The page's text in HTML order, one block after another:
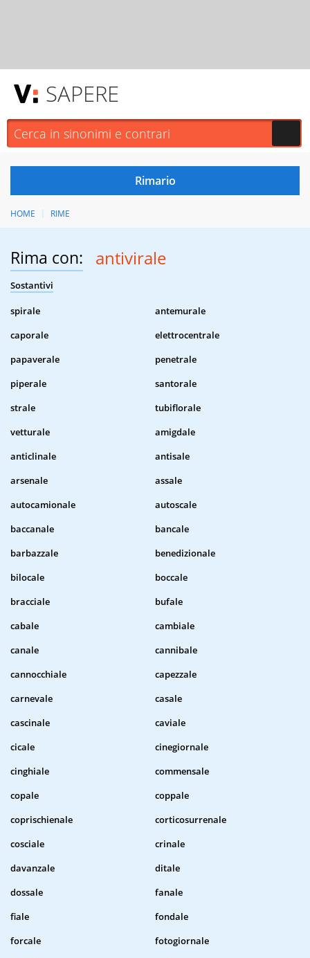
SAPERE
HOME RIME
Rima con: antivirale
Sostantivi
spirale
antemurale
caporale
elettrocentrale
papaverale
penetrale
piperale
santorale
strale
tubiflorale
vetturale
amigdale
anticlinale
antisale
arsenale
assale
autocamionale
autoscale
baccanale
bancale
barbazzale
benedizionale
bilocale
boccale
bracciale
bufale
cabale
cambiale
canale
cannibale
cannocchiale
capezzale
carnevale
casale
cascinale
caviale
cicale
cinegiornale
cinghiale
commensale
copale
coppale
coprischienale
corticosurrenale
cosciale
crinale
davanzale
ditale
dossale
fanale
fiale
fondale
forcale
fotogiornale